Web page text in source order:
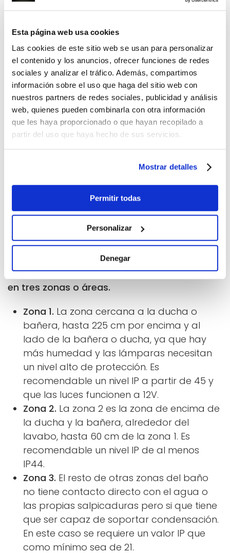
Esta página web usa cookies
Las cookies de este sitio web se usan para personalizar
el contenido y los anuncios, ofrecer funciones de redes
sociales y analizar el tráfico. Además, compartimos
información sobre el uso que haga del sitio web con
nuestros partners de redes sociales, publicidad y análisis
web, quienes pueden combinarla con otra información
que les haya proporcionado o que hayan recopilado a
partir del uso que haya hecho de sus servicios.
Mostrar detalles
Permitir todas
Personalizar
Denegar
LA SEGURIDAD POR ENCIMA DE TODO
pero mucho más lo es contar con aparatos
que garanticen una seguridad total en el
baño. Un profesional nos guiará sobre los
aparatos a instalar en el baño en función de
las zonas (techo, zona cercana a la bañera o
a la ducha o sobre ellas). De esta manera
valor mínimo de IP en el baño se puede dividir
en tres zonas o áreas.
Zona 1. La zona cercana a la ducha o
bañera, hasta 225 cm por encima y al
lado de la bañera o ducha, ya que hay
más humedad y las lámparas necesitan
un nivel alto de protección. Es
recomendable un nivel IP a partir de 45 y
que las luces funcionen a 12V.
Zona 2. La zona 2 es la zona de encima de
la ducha y la bañera, alrededor del
lavabo, hasta 60 cm de la zona 1. Es
recomendable un nivel IP de al menos
IP44.
Zona 3. El resto de otras zonas del baño
no tiene contacto directo con el agua o
las propias salpicaduras pero si que tiene
que ser capaz de soportar condensación.
En este caso se requiere un valor IP que
como mínimo sea de 21.